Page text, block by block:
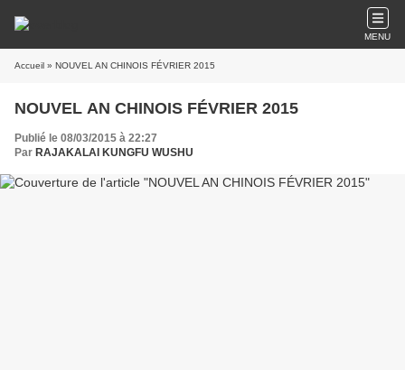
MENU
Accueil » NOUVEL AN CHINOIS FÉVRIER 2015
NOUVEL AN CHINOIS FÉVRIER 2015
Publié le 08/03/2015 à 22:27
Par RAJAKALAI KUNGFU WUSHU